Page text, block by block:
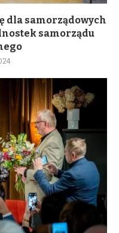
dla samorządowych
samorządu